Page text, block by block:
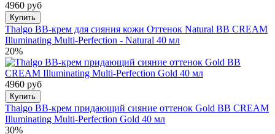
4960 руб
Купить
Thalgo BB-крем для сияния кожи Оттенок Natural BB CREAM
Illuminating Multi-Perfection - Natural 40 мл
20%
4960 руб
Купить
Thalgo BB-крем придающий сияние оттенок Gold BB CREAM
Illuminating Multi-Perfection Gold 40 мл
30%